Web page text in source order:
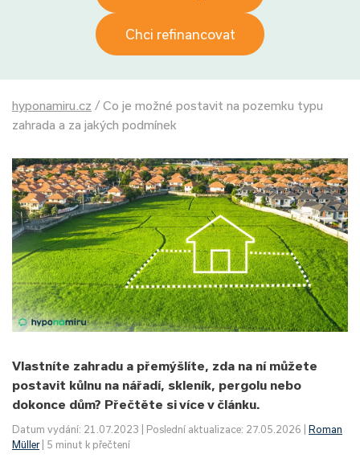
Chci refinancovat
hyponamiru.cz / Co je možné postavit na pozemku typu
zahrada a za jakých podmínek
Vlastníte zahradu a přemýšlíte, zda na ní můžete
postavit kůlnu na nářadí, skleník, pergolu nebo
dokonce dům? Přečtěte si více v článku.
Datum vydání: 21.07.2023 | Poslední aktualizace: 27.05.2026 |
Roman
Müller| 5 minut k přečtení